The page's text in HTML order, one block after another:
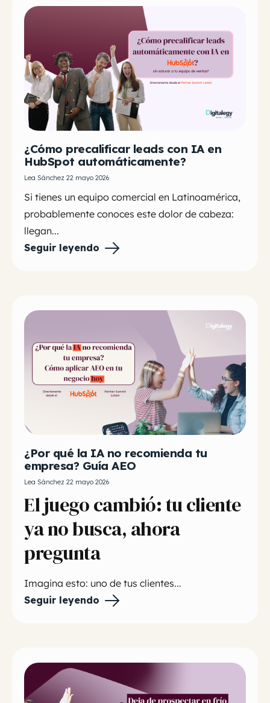
¿Cómo precalificar leads con IA en
HubSpot automáticamente?
Lea Sánchez 22 mayo 2026
Si tienes un equipo comercial en Latinoamérica,
probablemente conoces este dolor de cabeza:
llegan...
Seguir leyendo
¿Por qué la IA no recomienda tu
empresa? Guía AEO
Lea Sánchez 22 mayo 2026
El juego cambió: tu cliente
ya no busca, ahora
pregunta
Imagina esto: uno de tus clientes...
Seguir leyendo